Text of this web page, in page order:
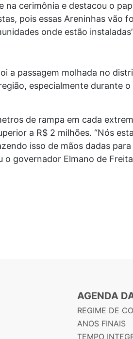
na cerimônia e destacou o
pois essas Areninhas vão
onde estão
a passagem molhada no
especialmente durante
de rampa em cada
a R$ 2 milhões. “Nós
isso de mãos dadas
o governador Elmano de
AGENDA
REGIME DE
ANOS FINAIS
TEMPO